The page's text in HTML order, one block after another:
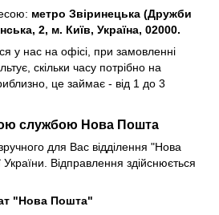
метро Звіринецька (Дружби
2, м. Київ, Україна, 02000.
у нас на офісі, при замовленні
скільки часу потрібно на
це займає - від 1 до 3
службою Нова Пошта
для Вас відділення "Нова
України. Відправлення здійснюється
"Нова Пошта"